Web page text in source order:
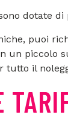
dotate
puoi
un piccolo
tutto il